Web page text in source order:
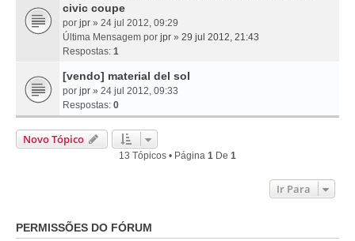
civic coupe
por jpr » 24 jul 2012, 09:29
Última Mensagem por jpr » 29 jul 2012, 21:43
Respostas: 1
[vendo] material del sol
por jpr » 24 jul 2012, 09:33
Respostas: 0
Novo Tópico
13 Tópicos • Página 1 De 1
Ir Para
PERMISSÕES DO FÓRUM